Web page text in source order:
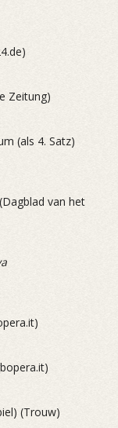
Zeitung)
(als 4. Satz)
van het
(Trouw)